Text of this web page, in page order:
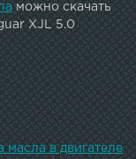
системы
без масла., мотор
капитальный
т, ремонт
перекупа, лиса
замена
лонг лайф, авто
двигатели,
можно скачать
XJL 5.0
масла в двигателе